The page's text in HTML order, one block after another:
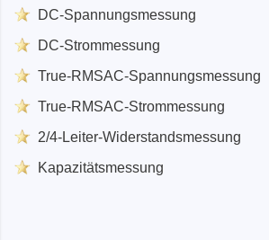
DC-Spannungsmessung
DC-Strommessung
True-RMSAC-Spannungsmessung
True-RMSAC-Strommessung
2/4-Leiter-Widerstandsmessung
Kapazitätsmessung